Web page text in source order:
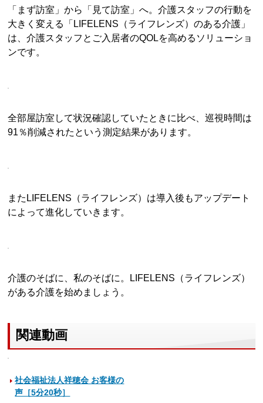
「まず訪室」から「見て訪室」へ。介護スタッフの行動を
大きく変える「LIFELENS（ライフレンズ）のある介護」
は、介護スタッフとご入居者のQOLを高めるソリューショ
ンです。
全部屋訪室して状況確認していたときに比べ、巡視時間は
91％削減されたという測定結果があります。
またLIFELENS（ライフレンズ）は導入後もアップデート
によって進化していきます。
介護のそばに、私のそばに。LIFELENS（ライフレンズ）
がある介護を始めましょう。
関連動画
社会福祉法人祥穂会 お客様の
声［5分20秒］